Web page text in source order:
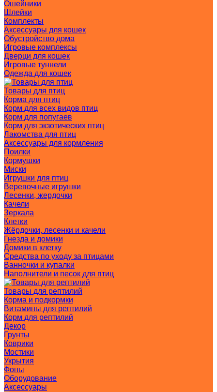
Ошейники
Шлейки
Комплекты
Аксессуары для кошек
Обустройство дома
Игровые комплексы
Дверци для кошек
Игровые туннели
Одежда для кошек
Товары для птиц
Корма для птиц
Корм для всех видов птиц
Корм для попугаев
Корм для экзотических птиц
Лакомства для птиц
Аксессуары для кормления
Поилки
Кормушки
Миски
Игрушки для птиц
Веревочные игрушки
Лесенки, жердочки
Качели
Зеркала
Клетки
Жёрдочки, лесенки и качели
Гнезда и домики
Домики в клетку
Средства по уходу за птицами
Ванночки и купалки
Наполнители и песок для птиц
Товары для рептилий
Корма и подкормки
Витамины для рептилий
Корм для рептилий
Декор
Грунты
Коврики
Мостики
Укрытия
Фоны
Оборудование
Аксессуары